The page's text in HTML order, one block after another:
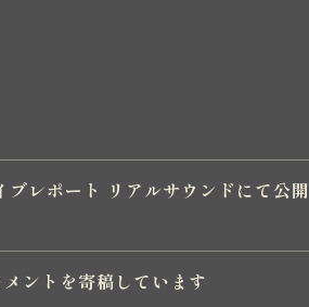
レポート リアルサウンドにて公開
ントを寄稿しています